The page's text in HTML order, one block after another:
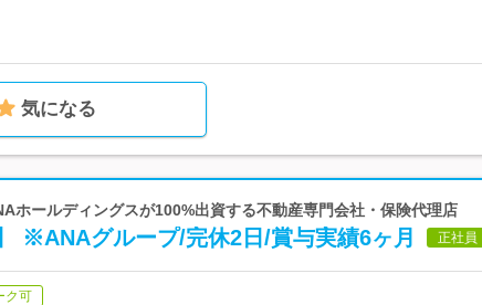
気になる
ホールディングスが100%出資する不動産専門会社・保険代理店
※ANAグループ/完休2日/賞与実績6ヶ月 正社員
ク可